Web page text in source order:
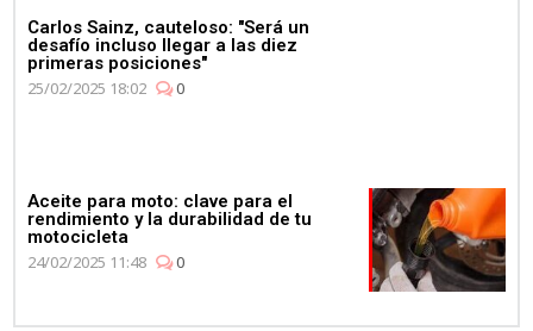
Carlos Sainz, cauteloso: "Será un
desafío incluso llegar a las diez
primeras posiciones"
25/02/2025 18:02
0
Aceite para moto: clave para el
rendimiento y la durabilidad de tu
motocicleta
24/02/2025 11:48
0